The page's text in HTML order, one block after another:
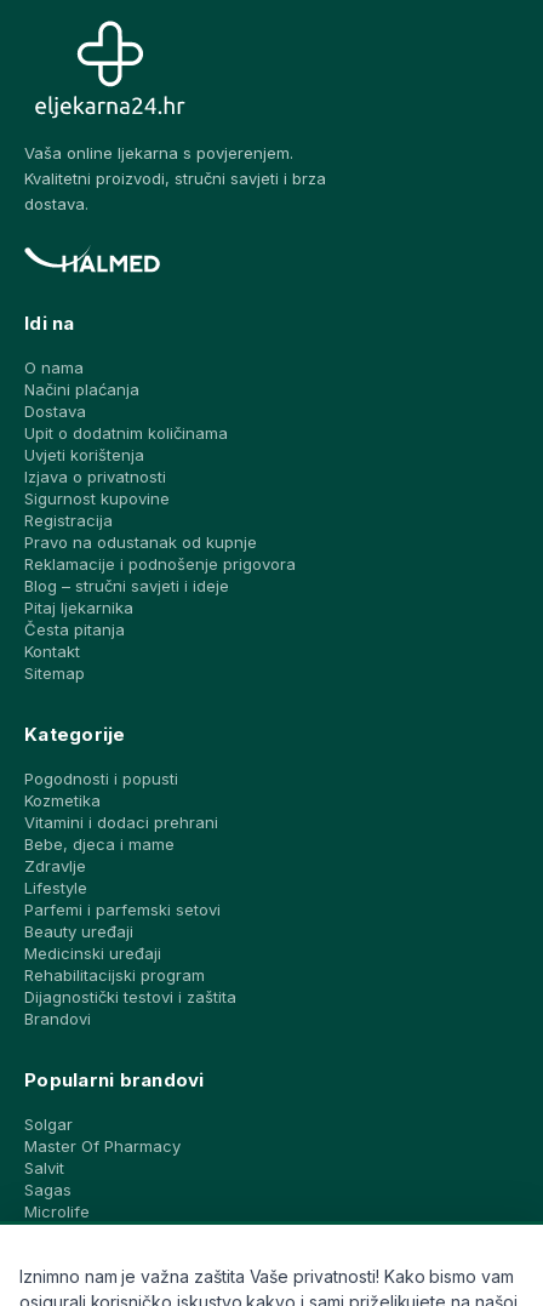
Vaša online ljekarna s povjerenjem.
Kvalitetni proizvodi, stručni savjeti i brza
dostava.
Idi na
O nama
Načini plaćanja
Dostava
Upit o dodatnim količinama
Uvjeti korištenja
Izjava o privatnosti
Sigurnost kupovine
Registracija
Pravo na odustanak od kupnje
Reklamacije i podnošenje prigovora
Blog – stručni savjeti i ideje
Pitaj ljekarnika
Česta pitanja
Kontakt
Sitemap
Kategorije
Pogodnosti i popusti
Kozmetika
Vitamini i dodaci prehrani
Bebe, djeca i mame
Zdravlje
Lifestyle
Parfemi i parfemski setovi
Beauty uređaji
Medicinski uređaji
Rehabilitacijski program
Dijagnostički testovi i zaštita
Brandovi
Popularni brandovi
Solgar
Master Of Pharmacy
Salvit
Sagas
Microlife
CeraVe
Eucerin
Iznimno nam je važna zaštita Vaše privatnosti! Kako bismo vam
osigurali korisničko iskustvo kakvo i sami priželjkujete na našoj